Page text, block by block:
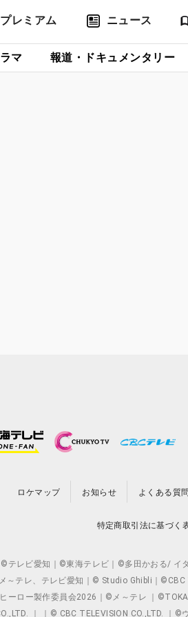
プレミアム ニュース
マ 報道・ドキュメンタリー
ロケマップ お知らせ よくある質問
特定商取引法に基づく
レビ愛知｜©東海テレビ｜©多田かおる/
～テレ、テレビ愛知｜© Studio Ghibli｜
ロー製作委員会2026｜©メ～テレ ｜
｜ ｜© CBC TELEVISION CO.,LTD.